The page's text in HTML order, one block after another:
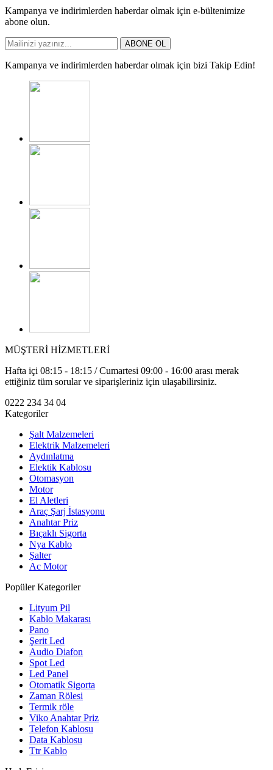
Kampanya ve indirimlerden haberdar olmak için e-bültenimize
abone olun.
ABONE OL
Kampanya ve indirimlerden haberdar olmak için bizi Takip Edin!
MÜŞTERİ HİZMETLERİ
Hafta içi 08:15 - 18:15 / Cumartesi 09:00 - 16:00 arası merak
ettiğiniz tüm sorular ve siparişleriniz için ulaşabilirsiniz.
0222 234 34 04
Kategoriler
Şalt Malzemeleri
Elektrik Malzemeleri
Aydınlatma
Elektik Kablosu
Otomasyon
Motor
El Aletleri
Araç Şarj İstasyonu
Anahtar Priz
Bıçaklı Sigorta
Nya Kablo
Şalter
Ac Motor
Popüler Kategoriler
Lityum Pil
Kablo Makarası
Pano
Şerit Led
Audio Diafon
Spot Led
Led Panel
Otomatik Sigorta
Zaman Rölesi
Termik röle
Viko Anahtar Priz
Telefon Kablosu
Data Kablosu
Ttr Kablo